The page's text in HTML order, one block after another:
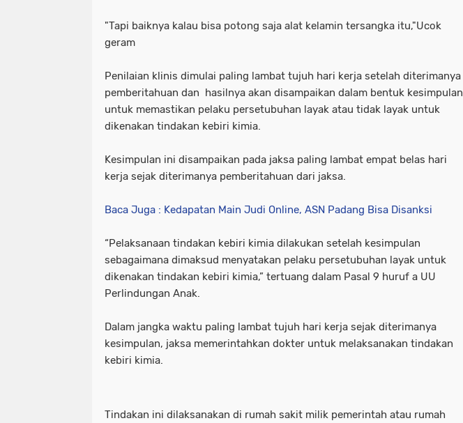
"Tapi baiknya kalau bisa potong saja alat kelamin tersangka itu,"Ucok
geram
Penilaian klinis dimulai paling lambat tujuh hari kerja setelah diterimanya
pemberitahuan dan hasilnya akan disampaikan dalam bentuk kesimpulan
untuk memastikan pelaku persetubuhan layak atau tidak layak untuk
dikenakan tindakan kebiri kimia.
Kesimpulan ini disampaikan pada jaksa paling lambat empat belas hari
kerja sejak diterimanya pemberitahuan dari jaksa.
Baca Juga : Kedapatan Main Judi Online, ASN Padang Bisa Disanksi
“Pelaksanaan tindakan kebiri kimia dilakukan setelah kesimpulan
sebagaimana dimaksud menyatakan pelaku persetubuhan layak untuk
dikenakan tindakan kebiri kimia,” tertuang dalam Pasal 9 huruf a UU
Perlindungan Anak.
Dalam jangka waktu paling lambat tujuh hari kerja sejak diterimanya
kesimpulan, jaksa memerintahkan dokter untuk melaksanakan tindakan
kebiri kimia.
Tindakan ini dilaksanakan di rumah sakit milik pemerintah atau rumah